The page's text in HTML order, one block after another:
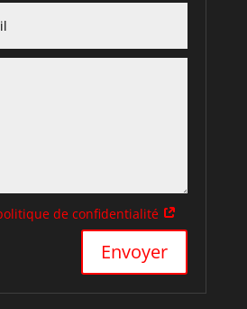
de confidentialité
Envoyer